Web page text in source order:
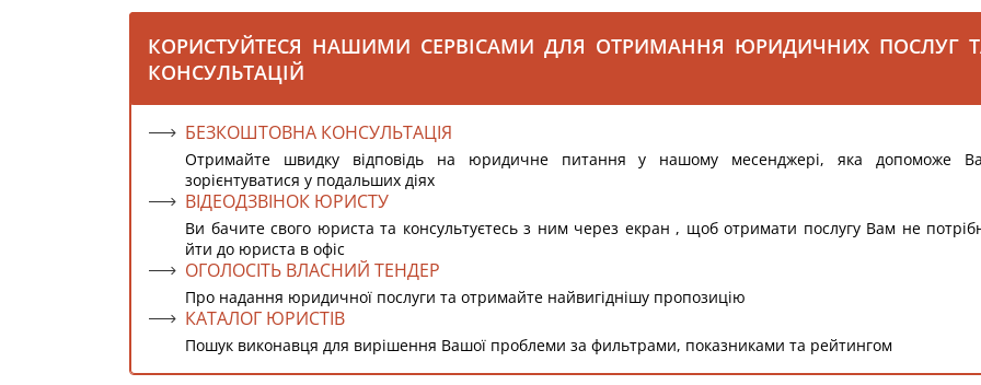
КОРИСТУЙТЕСЯ НАШИМИ СЕРВІСАМИ ДЛЯ ОТРИМАННЯ ЮРИДИЧНИХ ПОСЛУГ
КОНСУЛЬТАЦІЙ
БЕЗКОШТОВНА КОНСУЛЬТАЦІЯ
Отримайте швидку відповідь на юридичне питання у нашому месенджері, яка допоможе
зорієнтуватися у подальших діях
ВІДЕОДЗВІНОК ЮРИСТУ
Ви бачите свого юриста та консультуєтесь з ним через екран , щоб отримати послугу Вам не
йти до юриста в офіс
ОГОЛОСІТЬ ВЛАСНИЙ ТЕНДЕР
Про надання юридичної послуги та отримайте найвигіднішу пропозицію
КАТАЛОГ ЮРИСТІВ
Пошук виконавця для вирішення Вашої проблеми за фильтрами, показниками та рейтингом